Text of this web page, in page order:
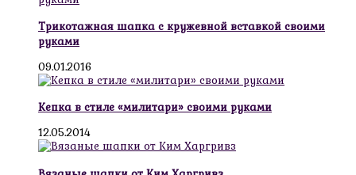
Трикотажная шапка с кружевной вставкой своими
руками
09.01.2016
Кепка в стиле «милитари» своими руками
12.05.2014